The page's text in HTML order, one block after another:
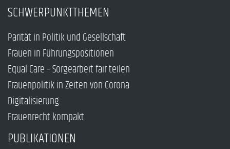
SCHWERPUNKTTHEMEN
Parität in Politik und Gesellschaft
Frauen in Führungspositionen
Equal Care – Sorgearbeit fair teilen
Frauenpolitik in Zeiten von Corona
Digitalisierung
Frauenrecht kompakt
PUBLIKATIONEN